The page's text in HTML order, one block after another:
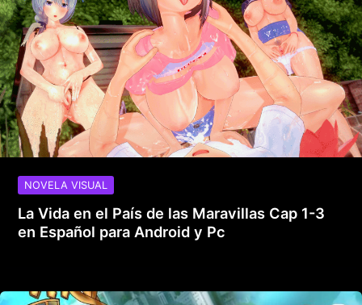
NOVELA VISUAL
La Vida en el País de las Maravillas Cap 1-3
en Español para Android y Pc